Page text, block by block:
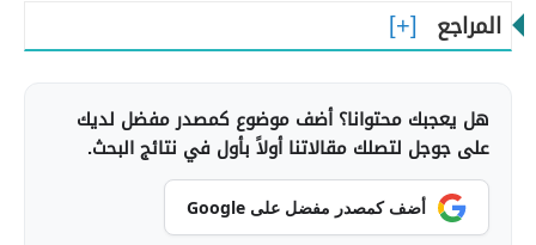
المراجع
هل يعجبك محتوانا؟ أضف موضوع كمصدر مفضل لديك
على جوجل لتصلك مقالاتنا أولاً بأول في نتائج البحث.
أضف كمصدر مفضل على Google